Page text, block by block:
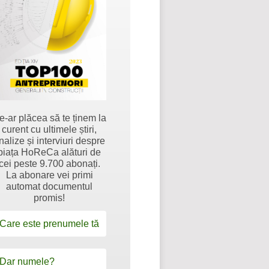
ar plăcea să te ținem la
curent cu ultimele știri,
și interviuri despre
HoReCa alături de
peste 9.700 abonați.
La abonare vei primi
automat documentul
promis!